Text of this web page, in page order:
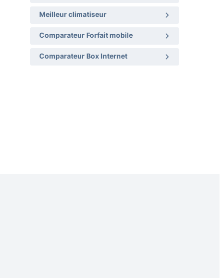
Meilleur climatiseur
Comparateur Forfait mobile
Comparateur Box Internet